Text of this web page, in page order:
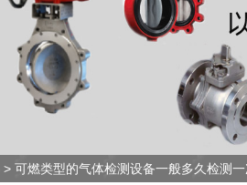
> 可燃类型的气体检测设备一般多久检测